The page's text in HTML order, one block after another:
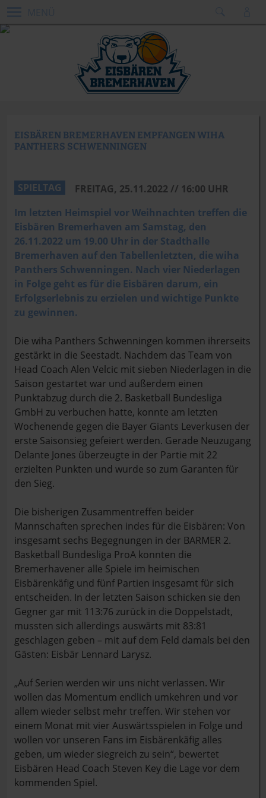
EISBÄREN BREMERHAVEN EMPFANGEN WIHA
PANTHERS SCHWENNINGEN
SPIELTAG
FREITAG, 25.11.2022 // 16:00 UHR
Im letzten Heimspiel vor Weihnachten treffen die
Eisbären Bremerhaven am Samstag, den
26.11.2022 um 19.00 Uhr in der Stadthalle
Bremerhaven auf den Tabellenletzten, die wiha
Panthers Schwenningen. Nach vier Niederlagen
in Folge geht es für die Eisbären darum, ein
Erfolgserlebnis zu erzielen und wichtige Punkte
zu gewinnen.
Die wiha Panthers Schwenningen kommen ihrerseits
gestärkt in die Seestadt. Nachdem das Team von
Head Coach Alen Velcic mit sieben Niederlagen in die
Saison gestartet war und außerdem einen
Punktabzug durch die 2. Basketball Bundesliga
GmbH zu verbuchen hatte, konnte am letzten
Wochenende gegen die Bayer Giants Leverkusen der
erste Saisonsieg gefeiert werden. Gerade Neuzugang
Delante Jones überzeugte in der Partie mit 22
erzielten Punkten und wurde so zum Garanten für
den Sieg.
Die bisherigen Zusammentreffen beider
Mannschaften sprechen indes für die Eisbären: Von
insgesamt sechs Begegnungen in der BARMER 2.
Basketball Bundesliga ProA konnten die
Bremerhavener alle Spiele im heimischen
Eisbärenkäfig und fünf Partien insgesamt für sich
entscheiden. In der letzten Saison schicken sie den
Gegner gar mit 113:76 zurück in die Doppelstadt,
mussten sich allerdings auswärts mit 83:81
geschlagen geben – mit auf dem Feld damals bei den
Gästen: Eisbär Lennard Larysz.
„Auf Serien werden wir uns nicht verlassen. Wir
wollen das Momentum endlich umkehren und vor
allem wieder selbst mehr treffen. Wir stehen vor
einem Monat mit vier Auswärtsspielen in Folge und
wollen vor unseren Fans im Eisbärenkäfig alles
geben, um wieder siegreich zu sein“, bewertet
Eisbären Head Coach Steven Key die Lage vor dem
kommenden Spiel.